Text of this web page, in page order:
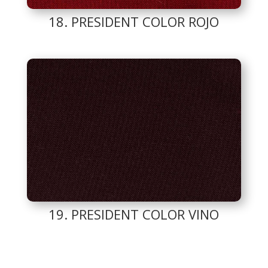
18. PRESIDENT COLOR ROJO
19. PRESIDENT COLOR VINO